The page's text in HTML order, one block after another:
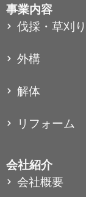
事業内容
伐採・草刈り
外構
解体
リフォーム
会社紹介
会社概要